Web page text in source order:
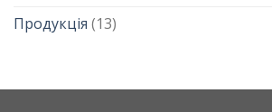
Продукція (13)